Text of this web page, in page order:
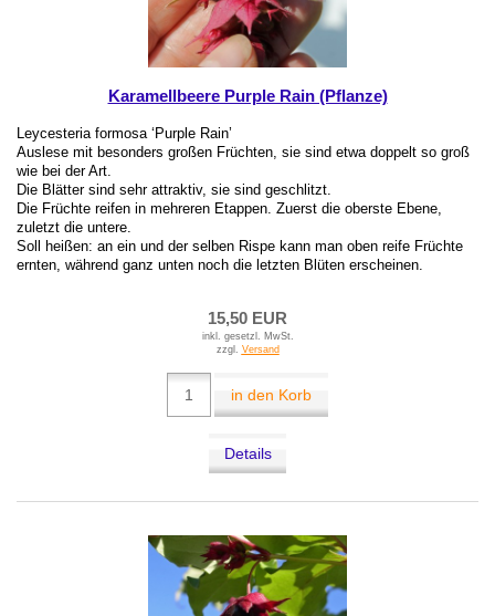
Karamellbeere Purple Rain (Pflanze)
Leycesteria formosa ‘Purple Rain’
Auslese mit besonders großen Früchten, sie sind etwa doppelt so groß
wie bei der Art.
Die Blätter sind sehr attraktiv, sie sind geschlitzt.
Die Früchte reifen in mehreren Etappen. Zuerst die oberste Ebene,
zuletzt die untere.
Soll heißen: an ein und der selben Rispe kann man oben reife Früchte
ernten, während ganz unten noch die letzten Blüten erscheinen.
15,50 EUR
inkl. gesetzl. MwSt.
zzgl. Versand
in den Korb
Details